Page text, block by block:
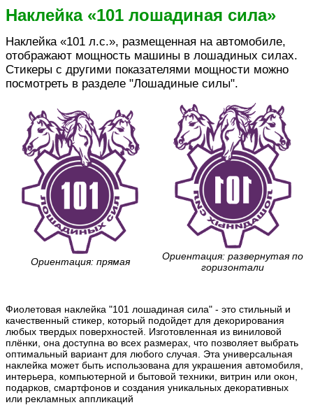
Наклейка «101 лошадиная сила»
Наклейка «101 л.с.», размещенная на автомобиле,
отображают мощность машины в лошадиных силах.
Стикеры с другими показателями мощности можно
посмотреть в разделе "Лошадиные силы".
Ориентация: прямая
Ориентация: развернутая по
горизонтали
Фиолетовая наклейка "101 лошадиная сила" - это стильный и
качественный стикер, который подойдет для декорирования
любых твердых поверхностей. Изготовленная из виниловой
плёнки, она доступна во всех размерах, что позволяет выбрать
оптимальный вариант для любого случая. Эта универсальная
наклейка может быть использована для украшения автомобиля,
интерьера, компьютерной и бытовой техники, витрин или окон,
подарков, смартфонов и создания уникальных декоративных
или рекламных аппликаций